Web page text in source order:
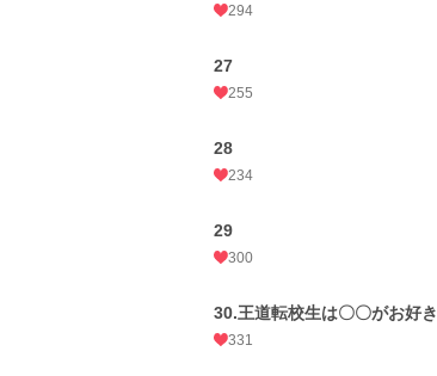
294
27
255
28
234
29
300
30.王道転校生は〇〇がお好き
331